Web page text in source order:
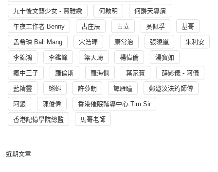
九十後文藝少女 - 賈雅緻 何啟明 何爵天導演
午夜工作者 Benny 古庄辰 古立 吳佩孚 基哥
孟希璘 Ball Mang 宋浩暉 康常治 張曉嵐 朱利安
李錦鴻 李鑑峰 梁天琦 楊偉倫 湯寳如
瘋中三子 羅倫斯 羅海憫 葉家寶 薛影儀 - 阿儀
藍精靈 蝌蚪 許莎朗 譚雁瞳 鄭遨汶法筠師傅
阿銀 陳俊偉 香港催眠輔導中心 Tim Sir
香港記憶學院總監 馬哥老師
近期文章